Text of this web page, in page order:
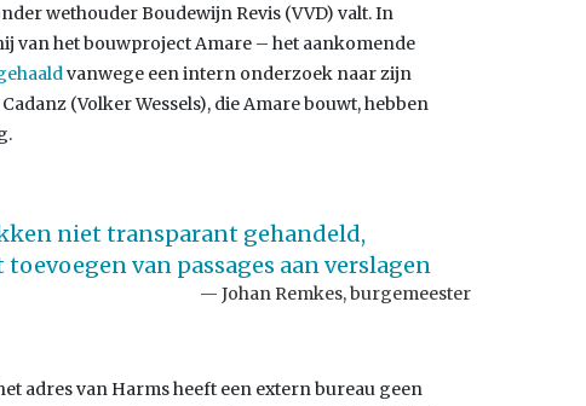
wethouder Boudewijn Revis (VVD) valt. In
van het bouwproject Amare – het aankomende
vanwege een intern onderzoek naar zijn
(Volker Wessels), die Amare bouwt, hebben
niet transparant gehandeld,
van passages aan verslagen
Johan Remkes, burgemeester
adres van Harms heeft een extern bureau geen